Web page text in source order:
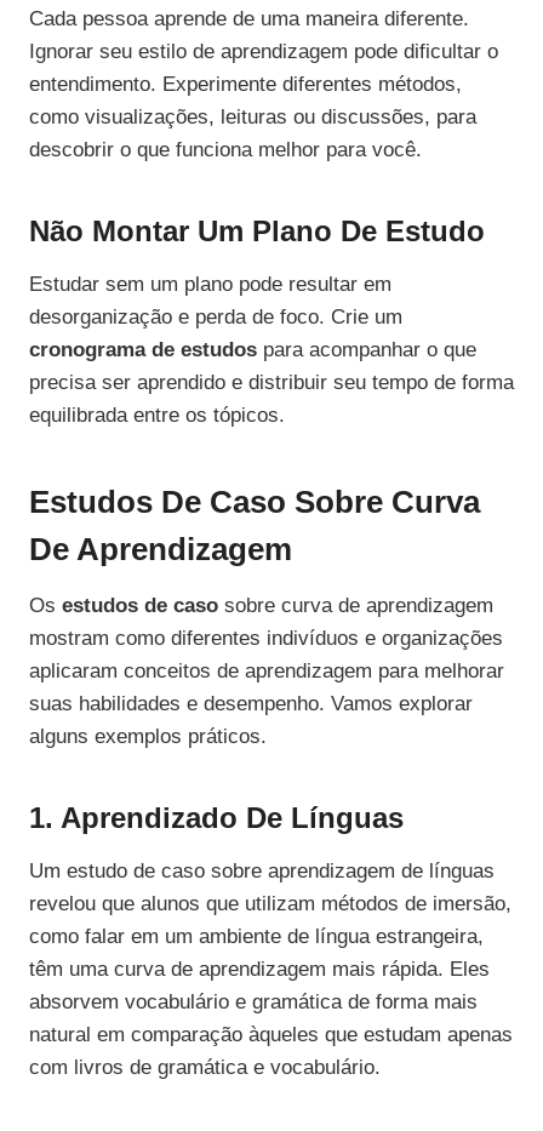
Cada pessoa aprende de uma maneira diferente.
Ignorar seu estilo de aprendizagem pode dificultar o
entendimento. Experimente diferentes métodos,
como visualizações, leituras ou discussões, para
descobrir o que funciona melhor para você.
Não Montar Um Plano De Estudo
Estudar sem um plano pode resultar em
desorganização e perda de foco. Crie um
cronograma de estudos para acompanhar o que
precisa ser aprendido e distribuir seu tempo de forma
equilibrada entre os tópicos.
Estudos De Caso Sobre Curva
De Aprendizagem
Os estudos de caso sobre curva de aprendizagem
mostram como diferentes indivíduos e organizações
aplicaram conceitos de aprendizagem para melhorar
suas habilidades e desempenho. Vamos explorar
alguns exemplos práticos.
1. Aprendizado De Línguas
Um estudo de caso sobre aprendizagem de línguas
revelou que alunos que utilizam métodos de imersão,
como falar em um ambiente de língua estrangeira,
têm uma curva de aprendizagem mais rápida. Eles
absorvem vocabulário e gramática de forma mais
natural em comparação àqueles que estudam apenas
com livros de gramática e vocabulário.